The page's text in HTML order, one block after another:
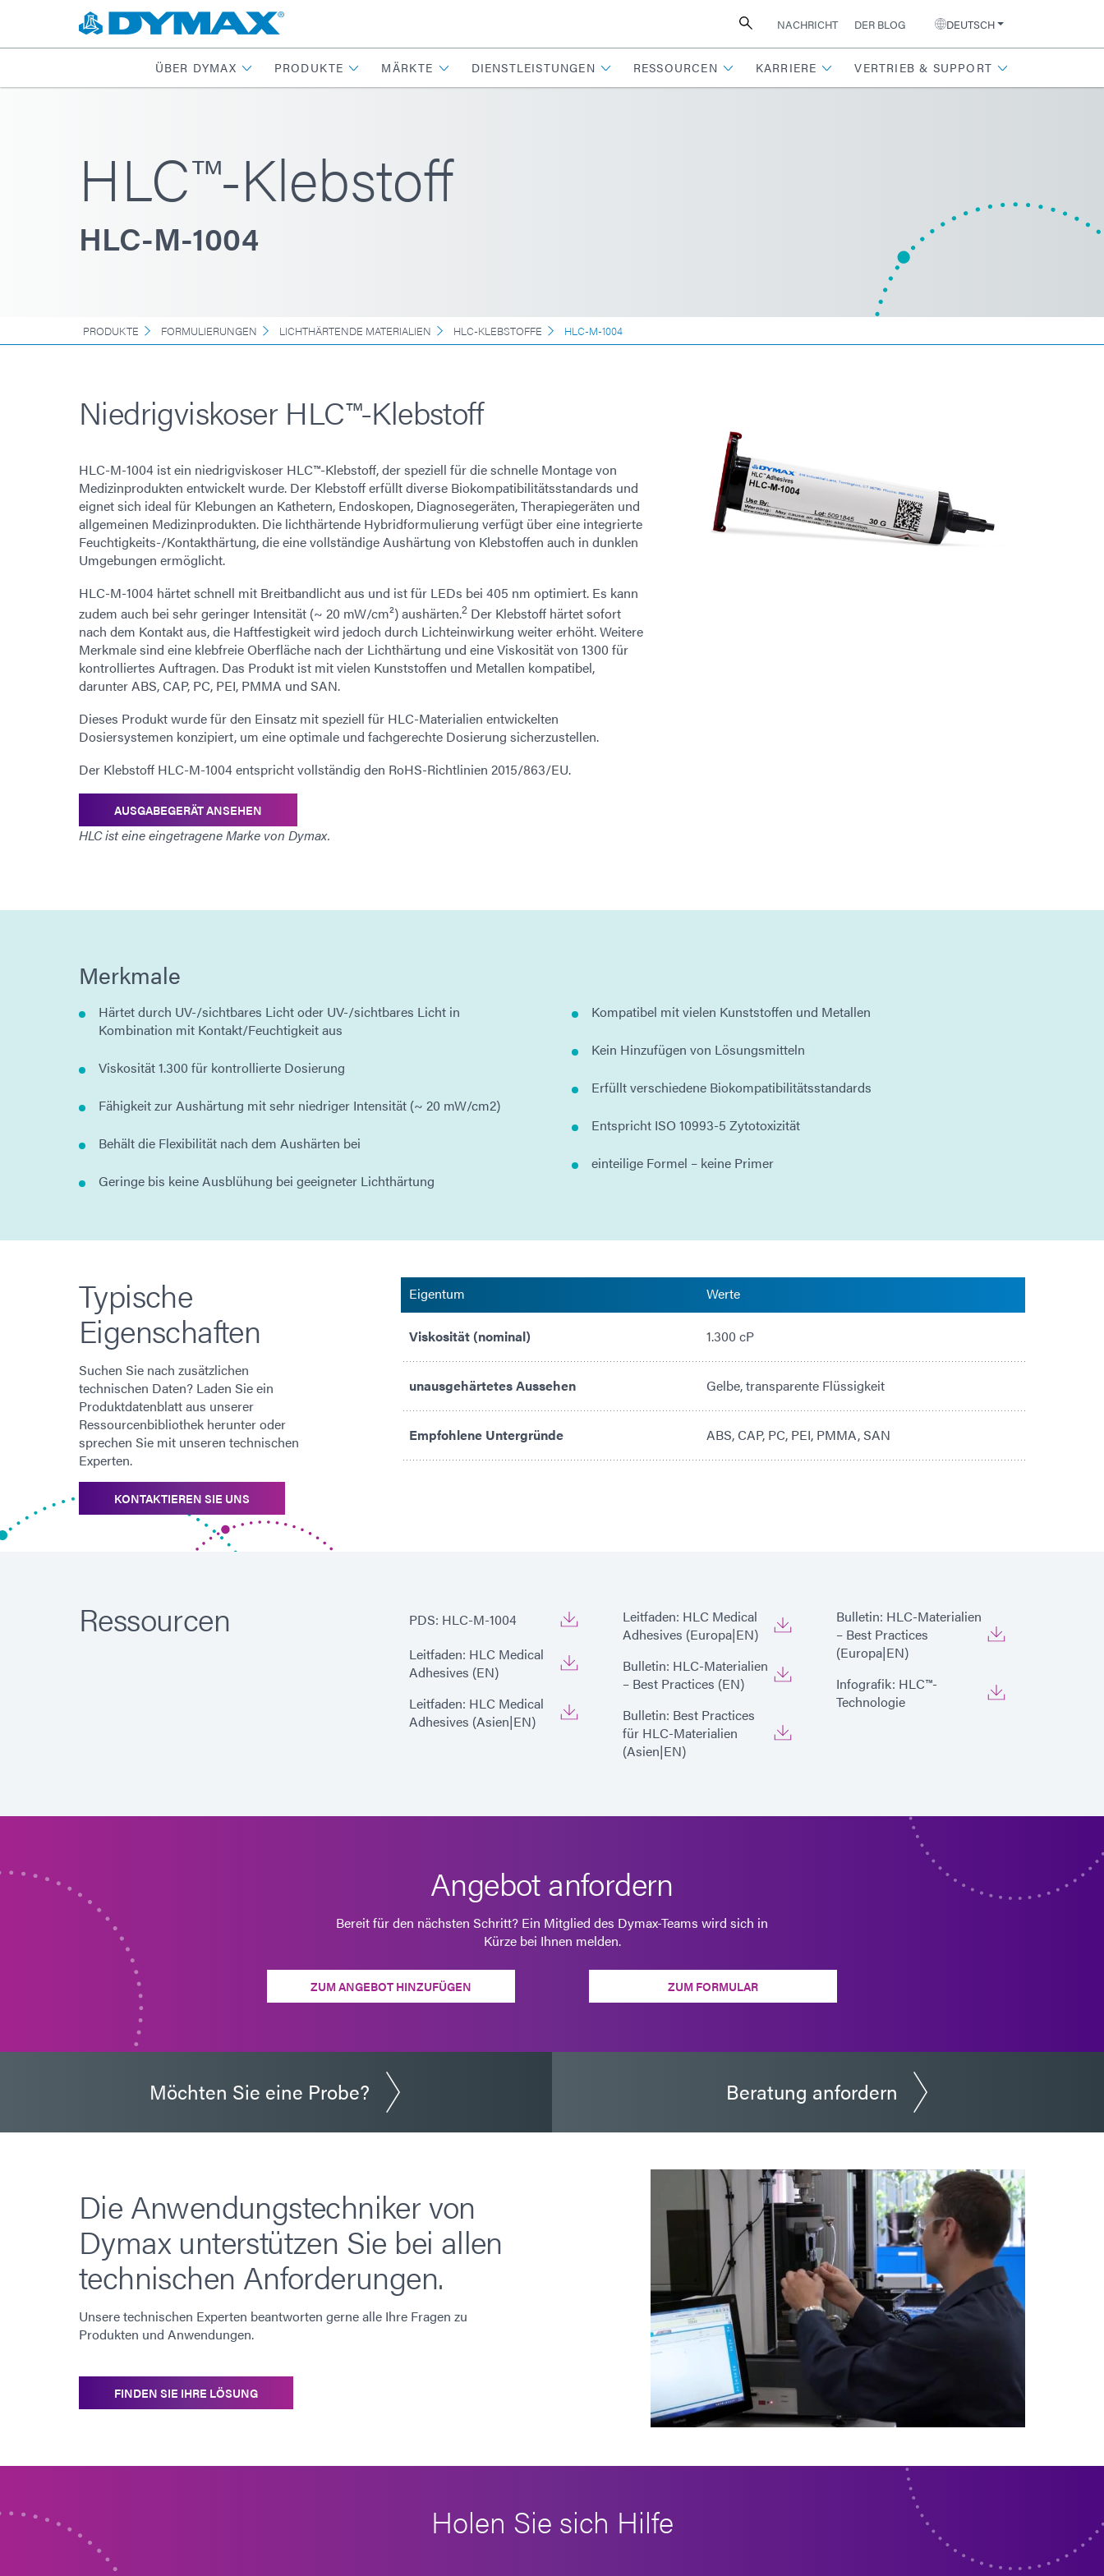
NACHRICHT DER BLOG DEUTSCH
ÜBER DYMAX PRODUKTE MÄRKTE DIENSTLEISTUNGEN RESSOURCEN KARRIERE VERTRIEB & SUPPORT
HLC™-Klebstoff
HLC-M-1004
PRODUKTE FORMULIERUNGEN LICHTHÄRTENDE MATERIALIEN HLC-KLEBSTOFFE HLC-M-1004
Niedrigviskoser HLC™-Klebstoff
HLC-M-1004 ist ein niedrigviskoser HLC™-Klebstoff, der speziell für die schnelle Montage von
Medizinprodukten entwickelt wurde. Der Klebstoff erfüllt diverse Biokompatibilitätsstandards und
eignet sich ideal für Klebungen an Kathetern, Endoskopen, Diagnosegeräten, Therapiegeräten und
allgemeinen Medizinprodukten. Die lichthärtende Hybridformulierung verfügt über eine integrierte
Feuchtigkeits-/Kontakthärtung, die eine vollständige Aushärtung von Klebstoffen auch in dunklen
Umgebungen ermöglicht.
HLC-M-1004 härtet schnell mit Breitbandlicht aus und ist für LEDs bei 405 nm optimiert. Es kann
zudem auch bei sehr geringer Intensität (~ 20 mW/cm²) aushärten.2 Der Klebstoff härtet sofort
nach dem Kontakt aus, die Haftfestigkeit wird jedoch durch Lichteinwirkung weiter erhöht. Weitere
Merkmale sind eine klebfreie Oberfläche nach der Lichthärtung und eine Viskosität von 1300 für
kontrolliertes Auftragen. Das Produkt ist mit vielen Kunststoffen und Metallen kompatibel,
darunter ABS, CAP, PC, PEI, PMMA und SAN.
Dieses Produkt wurde für den Einsatz mit speziell für HLC-Materialien entwickelten
Dosiersystemen konzipiert, um eine optimale und fachgerechte Dosierung sicherzustellen.
Der Klebstoff HLC-M-1004 entspricht vollständig den RoHS-Richtlinien 2015/863/EU.
AUSGABEGERÄT ANSEHEN
HLC ist eine eingetragene Marke von Dymax.
Merkmale
Härtet durch UV-/sichtbares Licht oder UV-/sichtbares Licht in
Kombination mit Kontakt/Feuchtigkeit aus
Viskosität 1.300 für kontrollierte Dosierung
Fähigkeit zur Aushärtung mit sehr niedriger Intensität (~ 20 mW/cm2)
Behält die Flexibilität nach dem Aushärten bei
Geringe bis keine Ausblühung bei geeigneter Lichthärtung
Kompatibel mit vielen Kunststoffen und Metallen
Kein Hinzufügen von Lösungsmitteln
Erfüllt verschiedene Biokompatibilitätsstandards
Entspricht ISO 10993-5 Zytotoxizität
einteilige Formel – keine Primer
Typische
Eigenschaften
Suchen Sie nach zusätzlichen
technischen Daten? Laden Sie ein
Produktdatenblatt aus unserer
Ressourcenbibliothek herunter oder
sprechen Sie mit unseren technischen
Experten.
KONTAKTIEREN SIE UNS
Eigentum Werte
Viskosität (nominal) 1.300 cP
unausgehärtetes Aussehen Gelbe, transparente Flüssigkeit
Empfohlene Untergründe ABS, CAP, PC, PEI, PMMA, SAN
Ressourcen
PDS: HLC-M-1004
Leitfaden: HLC Medical
Adhesives (EN)
Leitfaden: HLC Medical
Adhesives (Asien|EN)
Leitfaden: HLC Medical
Adhesives (Europa|EN)
Bulletin: HLC-Materialien
– Best Practices (EN)
Bulletin: Best Practices
für HLC-Materialien
(Asien|EN)
Bulletin: HLC-Materialien
– Best Practices
(Europa|EN)
Infografik: HLC™-
Technologie
Angebot anfordern
Bereit für den nächsten Schritt? Ein Mitglied des Dymax-Teams wird sich in
Kürze bei Ihnen melden.
ZUM ANGEBOT HINZUFÜGEN ZUM FORMULAR
Möchten Sie eine Probe? Beratung anfordern
Die Anwendungstechniker von
Dymax unterstützen Sie bei allen
technischen Anforderungen.
Unsere technischen Experten beantworten gerne alle Ihre Fragen zu
Produkten und Anwendungen.
FINDEN SIE IHRE LÖSUNG
Holen Sie sich Hilfe